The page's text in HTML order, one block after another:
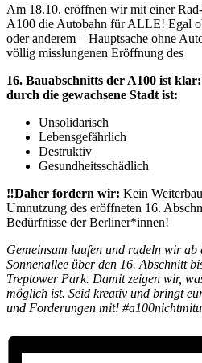
Am 18.10. eröffnen wir mit einer
A100 die Autobahn für ALLE! Egal
oder anderem – Hauptsache ohne
völlig misslungenen Eröffnung des
16. Bauabschnitts der A100 ist
durch die gewachsene Stadt ist:
Unsolidarisch
Lebensgefährlich
Destruktiv
Gesundheitsschädlich
‼️Daher fordern wir: Kein
Umnutzung des eröffneten 16.
Bedürfnisse der Berliner*innen!
Gemeinsam laufen und radeln wir ab
Sonnenallee über den 16. Abschnitt
Treptower Park. Damit zeigen wir,
möglich ist. Seid kreativ und bringt
und Forderungen mit!